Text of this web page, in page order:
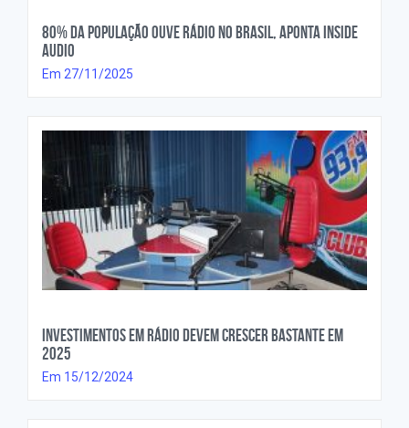
80% da população ouve rádio no Brasil, aponta Inside
Audio
Em 27/11/2025
Investimentos em rádio devem crescer bastante em
2025
Em 15/12/2024